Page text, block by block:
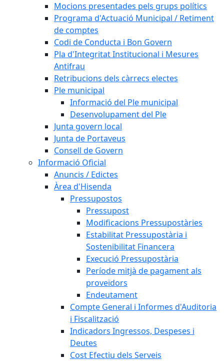
Mocions presentades pels grups polítics
Programa d'Actuació Municipal / Retiment
de comptes
Codi de Conducta i Bon Govern
Pla d'Integritat Institucional i Mesures
Antifrau
Retribucions dels càrrecs electes
Ple municipal
Informació del Ple municipal
Desenvolupament del Ple
Junta govern local
Junta de Portaveus
Consell de Govern
Informació Oficial
Anuncis / Edictes
Àrea d'Hisenda
Pressupostos
Pressupost
Modificacions Pressupostàries
Estabilitat Pressupostària i
Sostenibilitat Financera
Execució Pressupostària
Període mitjà de pagament als
proveïdors
Endeutament
Compte General i Informes d'Auditoria
i Fiscalització
Indicadors Ingressos, Despeses i
Deutes
Cost Efectiu dels Serveis